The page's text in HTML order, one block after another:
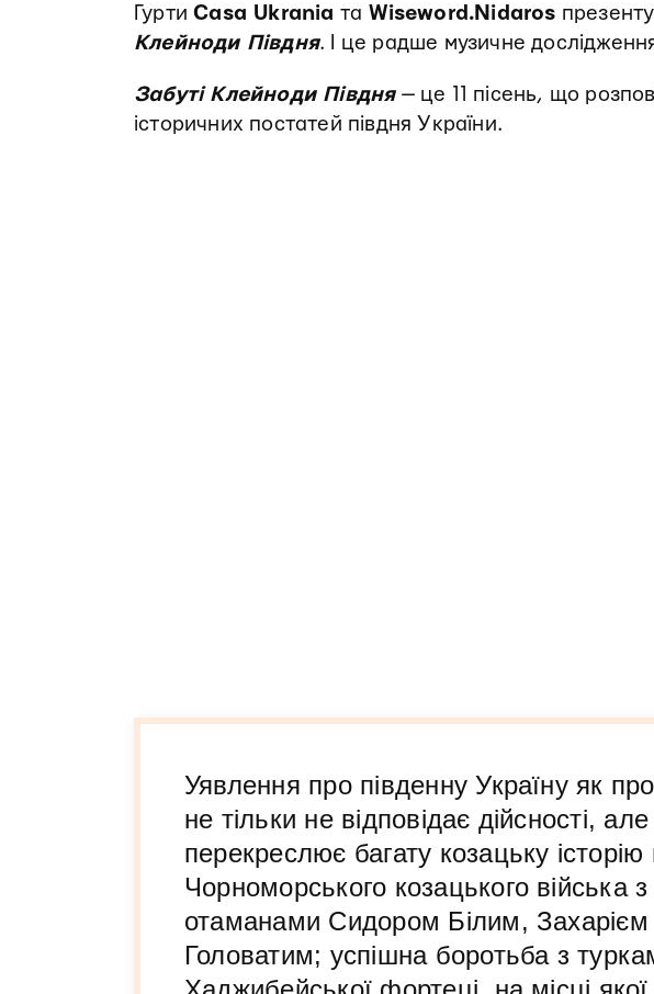
ГуртиCasa Ukrania та Wiseword.Nidaros
Клейноди Півдня. І це радше музичне дослідження
Забуті Клейноди Півдня— це 11 пісень, що
історичних постатей півдня України.
Уявлення про південну Україну як
не тільки не відповідає дійсності,
перекреслює багату козацьку
Чорноморського козацького
отаманами Сидором Білим, Захарієм
Головатим; успішна боротьба з